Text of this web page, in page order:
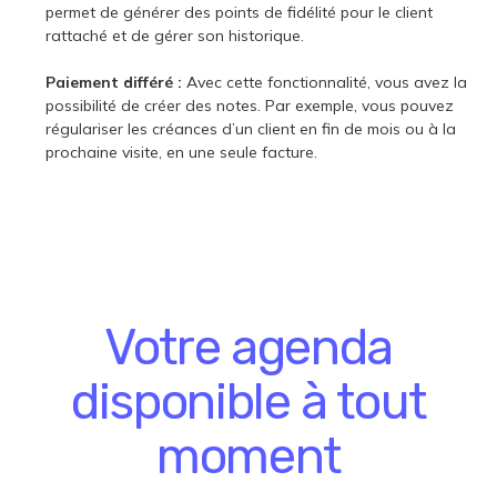
permet de générer des points de fidélité pour le client
rattaché et de gérer son historique.
Paiement différé : Avec cette fonctionnalité, vous avez la
possibilité de créer des notes. Par exemple, vous pouvez
régulariser les créances d’un client en fin de mois ou à la
prochaine visite, en une seule facture.
Votre agenda
disponible à tout
moment